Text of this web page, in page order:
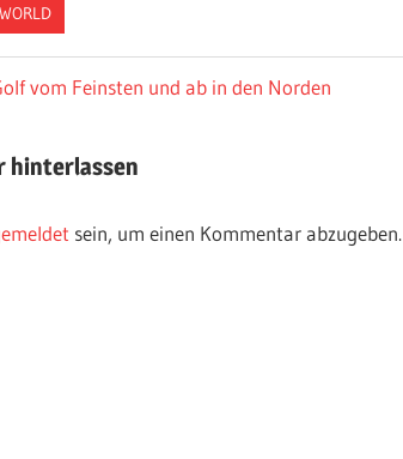
vom Feinsten und ab in den Norden
hinterlassen
sein, um einen Kommentar abzugeben.